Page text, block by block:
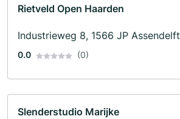
Rietveld Open Haarden
Industrieweg 8, 1566 JP Assendelft
0.0 (0)
Slenderstudio Marijke